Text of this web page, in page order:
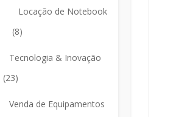
Locação de Notebook
(8)
Tecnologia & Inovação
(23)
Venda de Equipamentos